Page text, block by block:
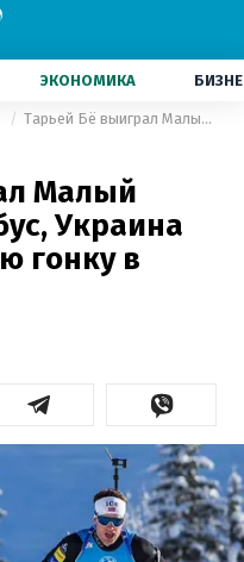
ЭКОНОМИКА
Тарьей Бё выиграл Малый хрустальный глобус, Украина провалила первую гонку в Антхольце
Малый
Украина
гонку в